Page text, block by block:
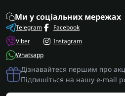
Ми у соціальних мережах
Telegram
Viber
Whatsapp
Facebook
Instagram
Дізнавайтеся першим про
Підпишіться на нашу e-mail